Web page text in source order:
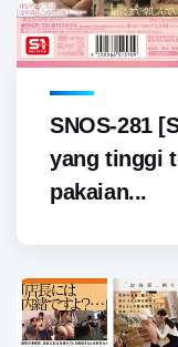
SNOS-281
yang tinggi
pakaian...